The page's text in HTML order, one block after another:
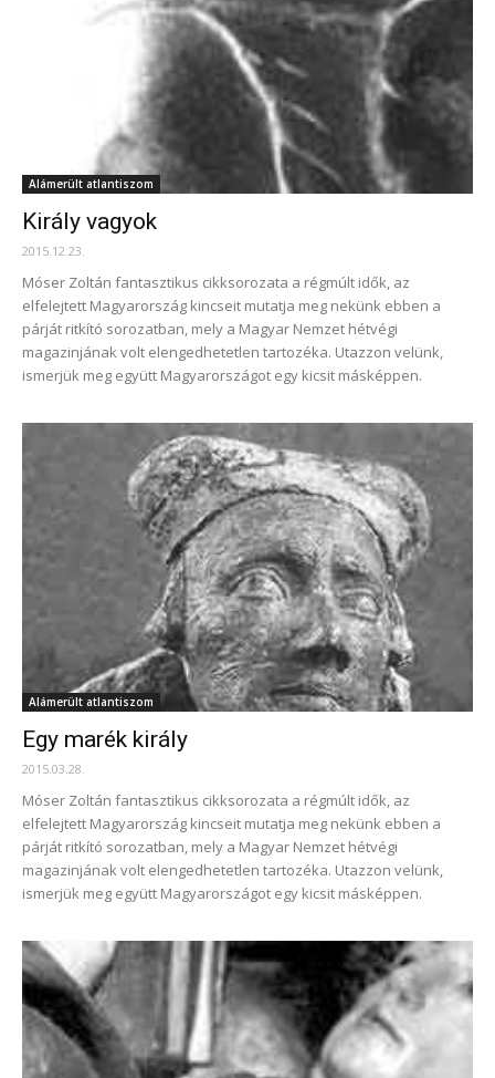
Alámerült atlantiszom
Király vagyok
2015.12.23.
Móser Zoltán fantasztikus cikksorozata a régmúlt idők, az
elfelejtett Magyarország kincseit mutatja meg nekünk ebben a
párját ritkító sorozatban, mely a Magyar Nemzet hétvégi
magazinjának volt elengedhetetlen tartozéka. Utazzon velünk,
ismerjük meg együtt Magyarországot egy kicsit másképpen.
Alámerült atlantiszom
Egy marék király
2015.03.28.
Móser Zoltán fantasztikus cikksorozata a régmúlt idők, az
elfelejtett Magyarország kincseit mutatja meg nekünk ebben a
párját ritkító sorozatban, mely a Magyar Nemzet hétvégi
magazinjának volt elengedhetetlen tartozéka. Utazzon velünk,
ismerjük meg együtt Magyarországot egy kicsit másképpen.